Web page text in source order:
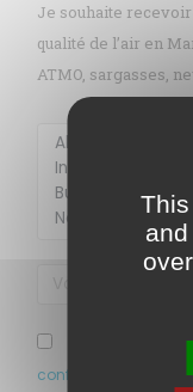
Je souhaite
qualité de l’air en
ATMO, sargasses,
J’ai pris
confidentialité de ce
Membre de